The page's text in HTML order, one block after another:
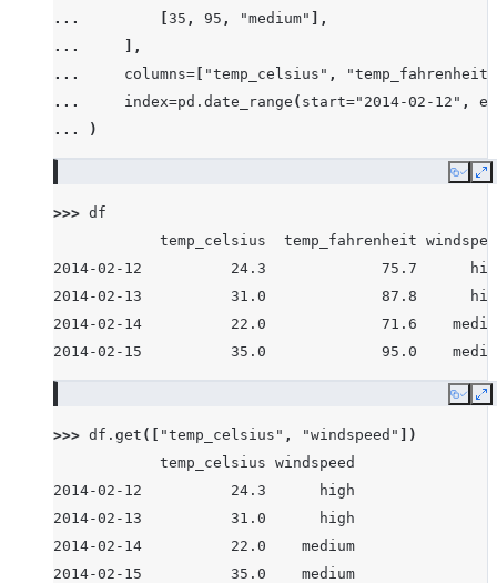
...
35 , 95 , "medium"
],
...
],
...
columns= "temp_celsius" ,
"temp_fahrenheit"
...
index=pd . date_range ( start="2014-02-12" ,
...
)
Copy
>>> df
temp_celsius  temp_fahrenheit
2014-02-12          24.3             75.7
2014-02-13          31.0             87.8
2014-02-14          22.0             71.6
2014-02-15          35.0             95.0
Copy
>>> df . get ([ "temp_celsius" , "windspeed"
])
            temp_celsius windspeed
2014-02-12          24.3      high
2014-02-13          31.0      high
2014-02-14          22.0    medium
2014-02-15          35.0    medium